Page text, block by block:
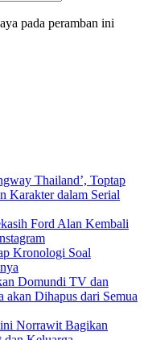
pada peramban ini
Thailand’, Toptap
Karakter dalam Serial
Ford Alan Kembali
Kronologi Soal
Domundi TV dan
akan Dihapus dari Semua
Norrawit Bagikan